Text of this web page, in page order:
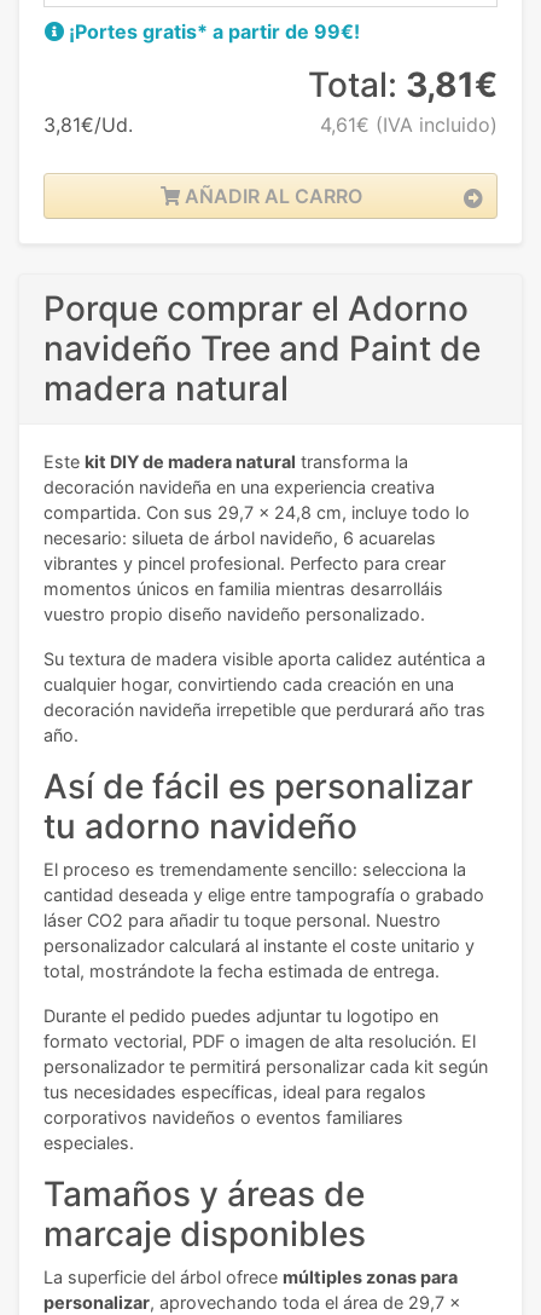
¡Portes gratis* a partir de 99€!
3,81€/Ud.
Total: 3,81€
4,61€ (IVA incluido)
AÑADIR AL CARRO
Porque comprar el Adorno
navideño Tree and Paint de
madera natural
Este kit DIY de madera natural transforma la
decoración navideña en una experiencia creativa
compartida. Con sus 29,7 x 24,8 cm, incluye todo lo
necesario: silueta de árbol navideño, 6 acuarelas
vibrantes y pincel profesional. Perfecto para crear
momentos únicos en familia mientras desarrolláis
vuestro propio diseño navideño personalizado.
Su textura de madera visible aporta calidez auténtica a
cualquier hogar, convirtiendo cada creación en una
decoración navideña irrepetible que perdurará año tras
año.
Así de fácil es personalizar
tu adorno navideño
El proceso es tremendamente sencillo: selecciona la
cantidad deseada y elige entre tampografía o grabado
láser CO2 para añadir tu toque personal. Nuestro
personalizador calculará al instante el coste unitario y
total, mostrándote la fecha estimada de entrega.
Durante el pedido puedes adjuntar tu logotipo en
formato vectorial, PDF o imagen de alta resolución. El
personalizador te permitirá personalizar cada kit según
tus necesidades específicas, ideal para regalos
corporativos navideños o eventos familiares
especiales.
Tamaños y áreas de
marcaje disponibles
La superficie del árbol ofrece múltiples zonas para
personalizar, aprovechando toda el área de 29,7 x